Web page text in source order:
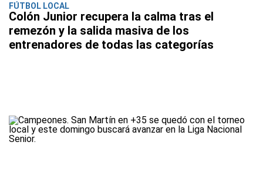
FÚTBOL LOCAL
Colón Junior recupera la calma tras el
remezón y la salida masiva de los
entrenadores de todas las categorías